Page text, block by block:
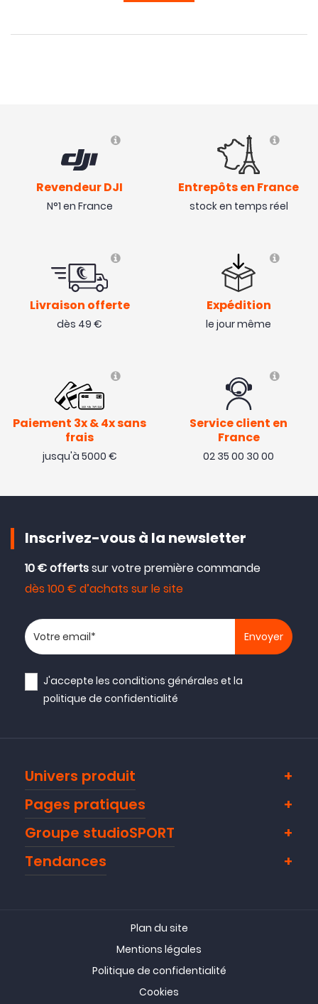
Revendeur DJI
N°1 en France
Entrepôts en France
stock en temps réel
Livraison offerte
dès 49 €
Expédition
le jour même
Paiement 3x & 4x sans
frais
jusqu'à 5000 €
Service client en
France
02 35 00 30 00
Inscrivez-vous à la newsletter
10 € offertssur votre première commande
dès 100 € d’achats sur le site
Votre adresse email
J'accepte lesconditions générales et la
politique de confidentialité
Univers produit
Pages pratiques
Groupe studioSPORT
Tendances
Plan du site
Mentions légales
Politique de confidentialité
Cookies